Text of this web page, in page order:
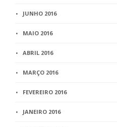
JUNHO 2016
MAIO 2016
ABRIL 2016
MARÇO 2016
FEVEREIRO 2016
JANEIRO 2016